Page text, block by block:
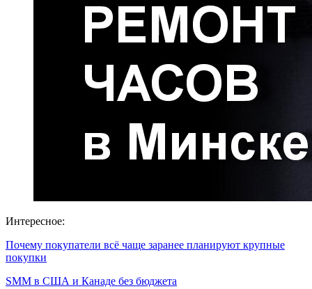
Интересное:
Почему покупатели всё чаще заранее планируют крупные
покупки
SMM в США и Канаде без бюджета